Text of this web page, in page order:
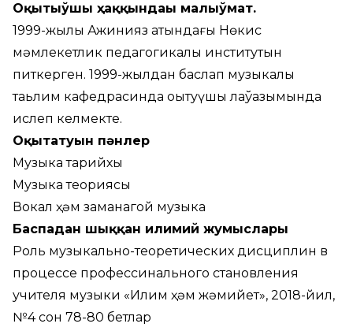
Оқытыўшы ҳаққындағы мағлыўмат.
1999-жылы Ажинияз атындағы Нөкис
мәмлекетлик педагогикалық институтын
питкерген. 1999-жылдан баслап музыкалық
таьлим кафедрасинда оқытуүшы лаўазымында
ислеп келмекте.
Оқытатуғын пәнлер
Музыка тарийхы
Музыка теориясы
Вокал ҳәм заманагой музыка
Баспадан шыққан илимий жумыслары
Роль музыкально-теоретических дисциплин в
процессе профессинального становления
учителя музыки «Илим ҳәм жәмийет», 2018-йил,
№4 сон 78-80 бетлар